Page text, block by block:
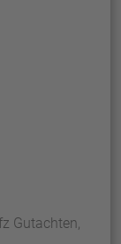
Gutachten,